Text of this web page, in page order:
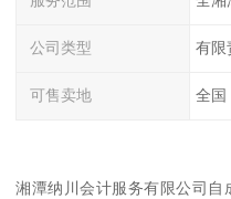
公司类型
可售卖地 全国
湘潭纳川会计服务有限公司自